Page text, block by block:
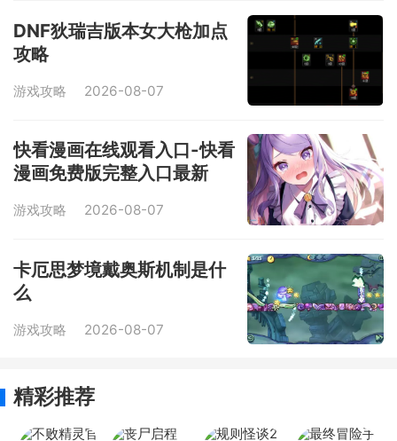
DNF狄瑞吉版本女大枪加点
攻略
游戏攻略 2026-08-07
快看漫画在线观看入口-快看
漫画免费版完整入口最新
游戏攻略 2026-08-07
卡厄思梦境戴奥斯机制是什
么
游戏攻略 2026-08-07
精彩推荐